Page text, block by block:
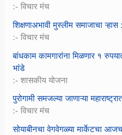
:- विचार मंच
शिक्षणाअभावी मुस्लीम समाजाचा
:- विचार मंच
बांधकाम कामगारांना मिळणार १
भांडे
:- शासकीय योजना
पुरोगामी समजल्या जाणाऱ्या
:- विचार मंच
सोयाबीनचा वेगवेगळ्या मार्केटचा